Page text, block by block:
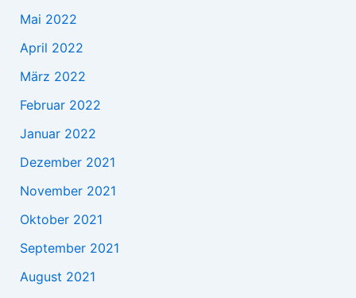
Mai 2022
April 2022
März 2022
Februar 2022
Januar 2022
Dezember 2021
November 2021
Oktober 2021
September 2021
August 2021